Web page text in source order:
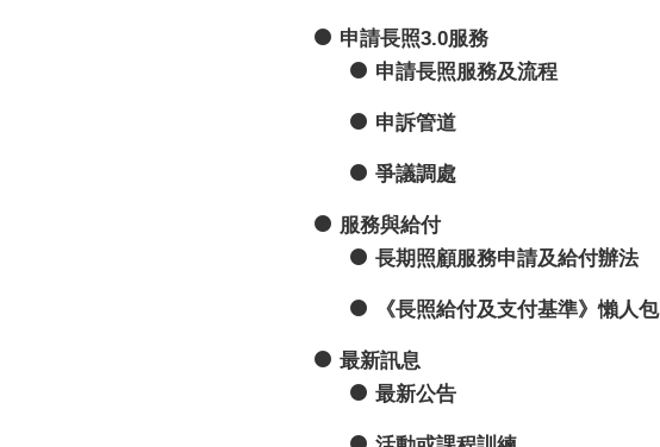
申請長照3.0服務
申請長照服務及流程
申訴管道
爭議調處
服務與給付
長期照顧服務申請及給付辦法
《長照給付及支付基準》懶人包
最新訊息
最新公告